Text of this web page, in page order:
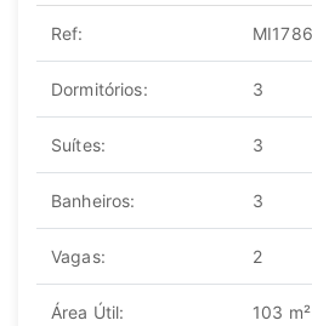
Ref:
Dormitórios: 3
Suítes: 3
Banheiros: 3
Vagas: 2
Área Útil: 103 m²